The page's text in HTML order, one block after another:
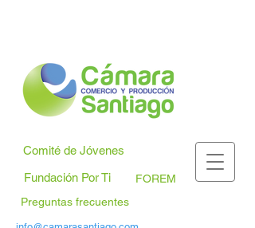
FOREM
Comité de Jóvenes
Fundación Por Ti
Preguntas frecuentes